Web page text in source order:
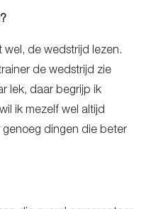
wel, de wedstrijd lezen.
de wedstrijd zie
lek, daar begrijp ik
ik mezelf wel altijd
genoeg dingen die beter